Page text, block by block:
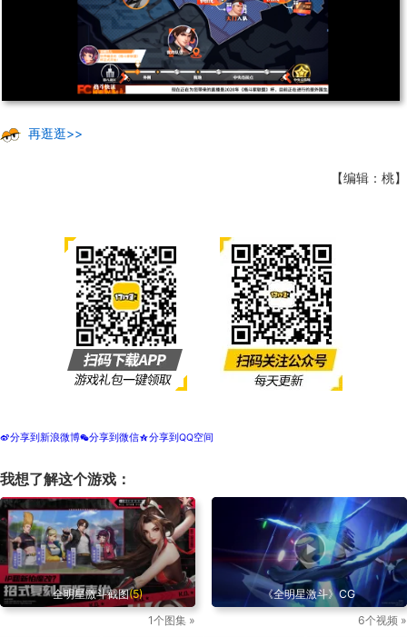
再逛逛>>
【编辑：桃】
t分享到新浪微博w分享到微信z分享到QQ空间
我想了解这个游戏：
全明星激斗截图(5)
1个图集 »
《全明星激斗》CG
6个视频 »